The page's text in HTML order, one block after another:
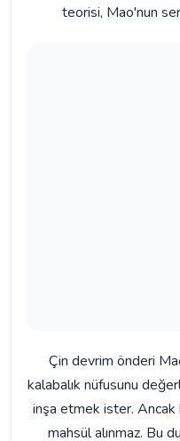
teorisi, Mao'nun
Çin devrim önderi
kalabalık nüfusunu
inşa etmek ister.
mahsül alınmaz. Bu